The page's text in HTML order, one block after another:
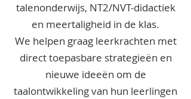
talenonderwijs, NT2/NVT-didactiek
en meertaligheid in de klas.
We helpen graag leerkrachten met
direct toepasbare strategieën en
nieuwe ideeën om de
taalontwikkeling van hun leerlingen